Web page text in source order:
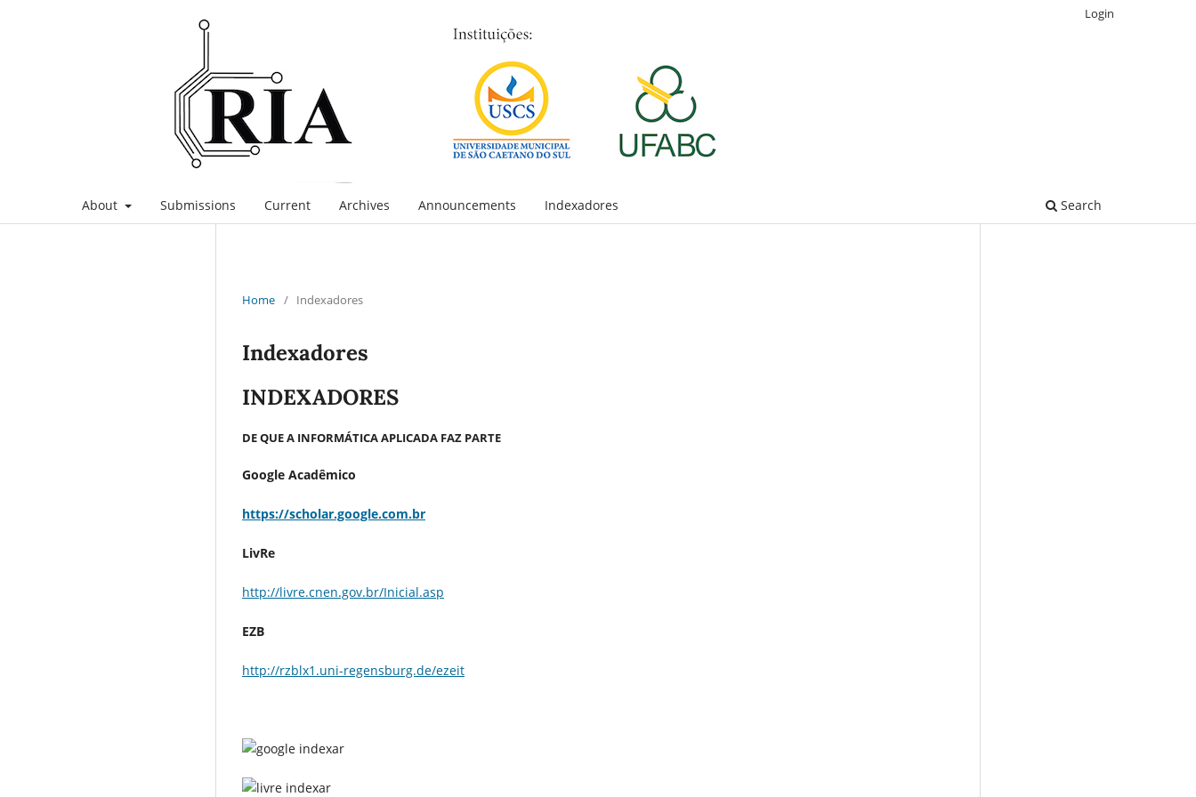
About Submissions Current Archives Announcements Indexadores Search
Login
Home / Indexadores
Indexadores
INDEXADORES
DE QUE A INFORMÁTICA APLICADA FAZ PARTE
Google Acadêmico
https://scholar.google.com.br
LivRe
http://livre.cnen.gov.br/Inicial.asp
EZB
http://rzblx1.uni-regensburg.de/ezeit